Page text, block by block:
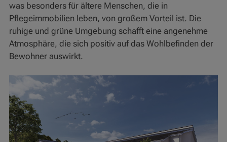
was besonders für ältere Menschen, die in
Pflegeimmobilien leben, von großem Vorteil ist. Die
ruhige und grüne Umgebung schafft eine angenehme
Atmosphäre, die sich positiv auf das Wohlbefinden der
Bewohner auswirkt.